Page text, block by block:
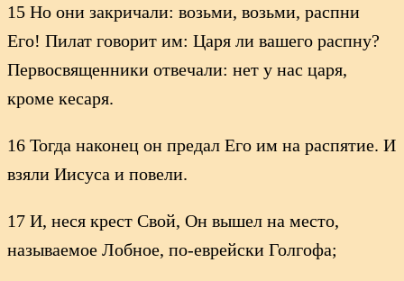
15 Но они закричали: возьми, возьми, распни
Его! Пилат говорит им: Царя ли вашего распну?
Первосвященники отвечали: нет у нас царя,
кроме кесаря.
16 Тогда наконец он предал Его им на распятие. И
взяли Иисуса и повели.
17 И, неся крест Свой, Он вышел на место,
называемое Лобное, по-еврейски Голгофа;